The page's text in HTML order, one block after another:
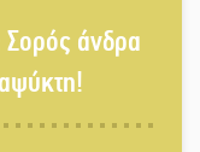
τους απλούς,
που
λίγο πιο
άνδρα